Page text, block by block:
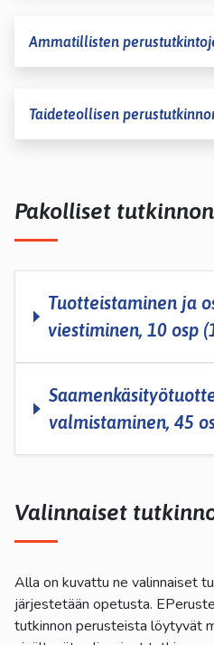
Ammatillisten
Taideteollisen
Pakolliset
Tuotteistaminen ja
viestiminen, 10 osp
valmistaminen, 45
Valinnaiset
Alla on kuvattu ne valinnaiset
järjestetään opetusta.
tutkinnon perusteista löytyvät